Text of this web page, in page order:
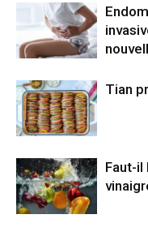
Tian
Faut-il